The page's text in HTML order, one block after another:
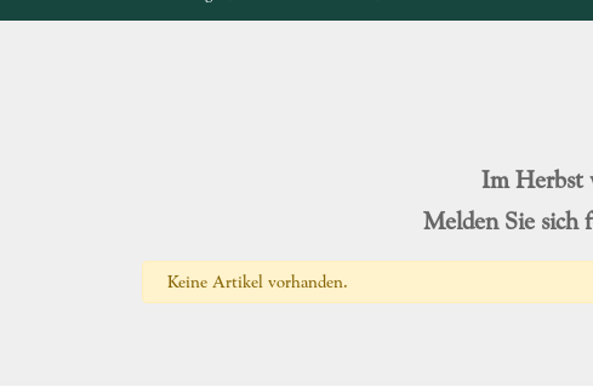
Im Herbst
Melden Sie sich
Keine Artikel vorhanden.